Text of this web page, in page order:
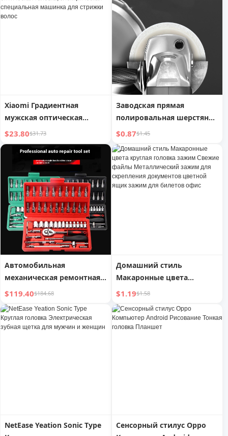
устройство 120 Вт, кабель
данных 6A для Samsung
Xiaomi Градиентная
мужская оптическая
головка, электрическая
специальная машинка для
стрижки волос
$23.80$31.73
Заводская прямая
полировальная шерстяная
шлифовальная головка
диаметром 4 дюйма для
угловой шлифовальной
машины 100, утолщенное
войлочное шлифовальное
колесо, полировальное
$0.87$1.45
Автомобильная
механическая ремонтная
бортовая торцевая
головка
комбинированный набор
инструментов аппаратный
$119.40$184.68
Домашний стиль
Макаронные цвета
круглая головка зажим
Свежие файлы
Металлический зажим
для скрепления
$1.19$1.58
NetEase Yeation Sonic Type
Сенсорный стилус Oppo